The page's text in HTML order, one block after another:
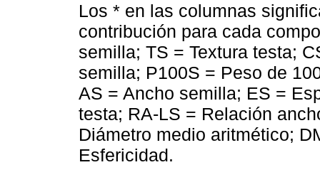
Los * en las columnas
contribución para cada
semilla; TS = Textura testa;
semilla; P100S = Peso de
AS = Ancho semilla; ES =
testa; RA-LS = Relación
Diámetro medio aritmético;
Esfericidad.